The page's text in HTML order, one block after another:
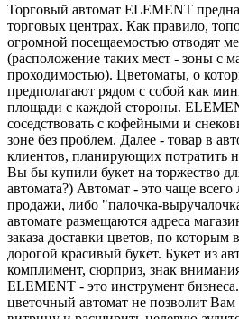
Торговый автомат ELEMENT
торговых центрах. Как правило,
огромной посещаемостью отводят
(расположение таких мест - зоны с
проходимостью). Цветоматы, о
предполагают рядом с собой как
площади с каждой стороны.
соседствовать с кофейными и
зоне без проблем. Далее - товар в
клиентов, планирующих потратить
Вы бы купили букет на торжество
автомата?) Автомат - это чаще
продажи, либо "палочка-
автомате размещаются адреса
заказа доставки цветов, по которым
дорогой красивый букет. Букет из
комплимент, сюрприз, знак
ELEMENT - это инструмент
цветочный автомат не позволит Вам